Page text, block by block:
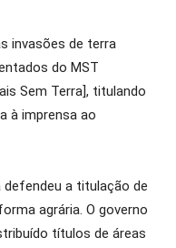
invasões de terra
do MST
Sem Terra], titulando
à imprensa ao
defendeu a titulação de
agrária. O governo
títulos de áreas